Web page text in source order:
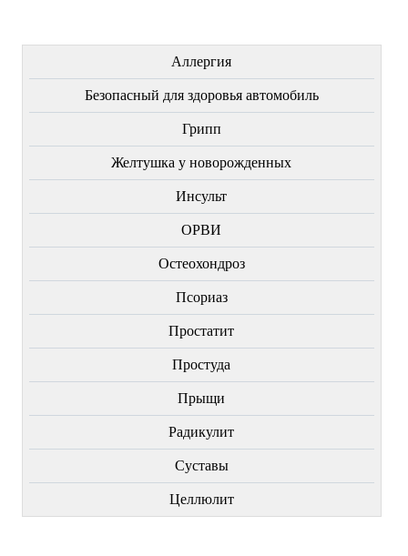
Аллергия
Безопасный для здоровья автомобиль
Грипп
Желтушка у новорожденных
Инсульт
ОРВИ
Остеохондроз
Пcориаз
Простатит
Простуда
Прыщи
Радикулит
Суставы
Целлюлит